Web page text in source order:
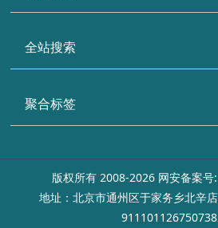
全站搜索
聚合标签
版权所有 2008-2026 网安备案
地址：北京市通州区于家务乡北辛